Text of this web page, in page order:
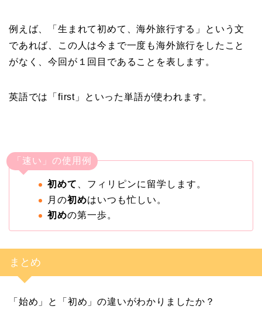
例えば、「生まれて初めて、海外旅行する」という文
であれば、この人は今まで一度も海外旅行をしたこと
がなく、今回が１回目であることを表します。
英語では「first」といった単語が使われます。
「速い」の使用例
初めて
、フィリピンに留学します。
月の初めはいつも忙しい。
初めの第一歩。
まとめ
「始め」と「初め」の違いがわかりましたか？